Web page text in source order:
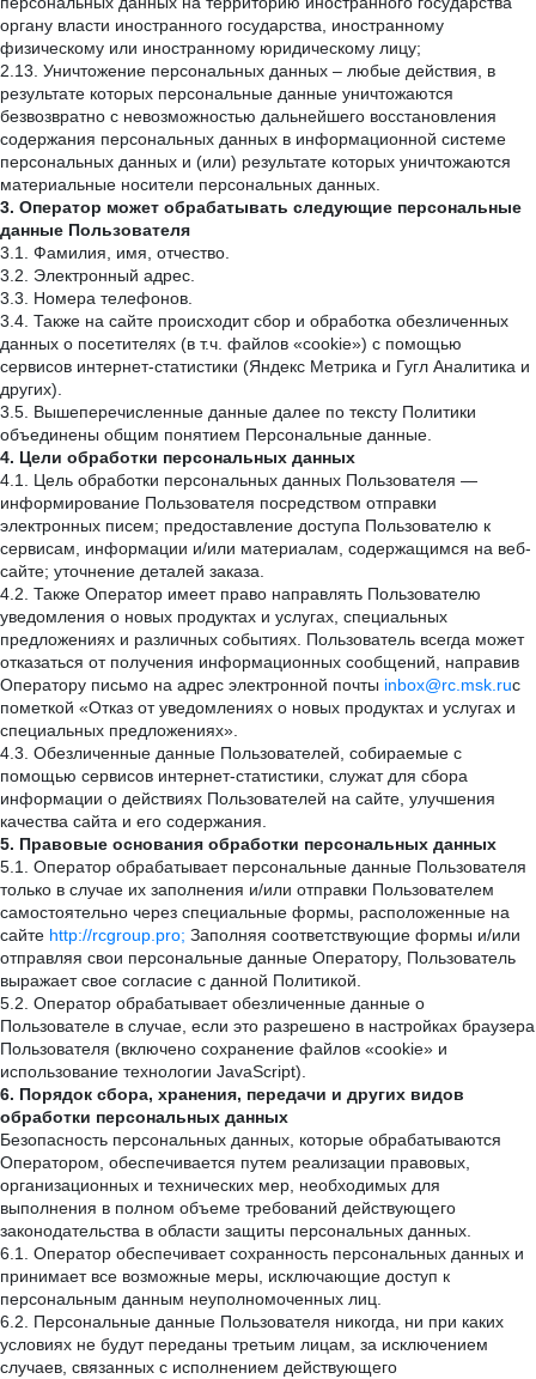
органу власти иностранного государства, иностранному
физическому или иностранному юридическому лицу;
2.13. Уничтожение персональных данных – любые действия, в
результате которых персональные данные уничтожаются
безвозвратно с невозможностью дальнейшего восстановления
содержания персональных данных в информационной системе
персональных данных и (или) результате которых уничтожаются
материальные носители персональных данных.
3. Оператор может обрабатывать следующие персональные
данные Пользователя
3.1. Фамилия, имя, отчество.
3.2. Электронный адрес.
3.3. Номера телефонов.
3.4. Также на сайте происходит сбор и обработка обезличенных
данных о посетителях (в т.ч. файлов «cookie») с помощью
сервисов интернет-статистики (Яндекс Метрика и Гугл Аналитика и
других).
3.5. Вышеперечисленные данные далее по тексту Политики
объединены общим понятием Персональные данные.
4. Цели обработки персональных данных
4.1. Цель обработки персональных данных Пользователя —
информирование Пользователя посредством отправки
электронных писем; предоставление доступа Пользователю к
сервисам, информации и/или материалам, содержащимся на веб-
сайте; уточнение деталей заказа.
4.2. Также Оператор имеет право направлять Пользователю
уведомления о новых продуктах и услугах, специальных
предложениях и различных событиях. Пользователь всегда может
отказаться от получения информационных сообщений, направив
Оператору письмо на адрес электронной почты inbox@rc.msk.ruс
пометкой «Отказ от уведомлениях о новых продуктах и услугах и
специальных предложениях».
4.3. Обезличенные данные Пользователей, собираемые с
помощью сервисов интернет-статистики, служат для сбора
информации о действиях Пользователей на сайте, улучшения
качества сайта и его содержания.
5. Правовые основания обработки персональных данных
5.1. Оператор обрабатывает персональные данные Пользователя
только в случае их заполнения и/или отправки Пользователем
самостоятельно через специальные формы, расположенные на
сайте http://rcgroup.pro; Заполняя соответствующие формы и/или
отправляя свои персональные данные Оператору, Пользователь
выражает свое согласие с данной Политикой.
5.2. Оператор обрабатывает обезличенные данные о
Пользователе в случае, если это разрешено в настройках браузера
Пользователя (включено сохранение файлов «cookie» и
использование технологии JavaScript).
6. Порядок сбора, хранения, передачи и других видов
обработки персональных данных
Безопасность персональных данных, которые обрабатываются
Оператором, обеспечивается путем реализации правовых,
организационных и технических мер, необходимых для
выполнения в полном объеме требований действующего
законодательства в области защиты персональных данных.
6.1. Оператор обеспечивает сохранность персональных данных и
принимает все возможные меры, исключающие доступ к
персональным данным неуполномоченных лиц.
6.2. Персональные данные Пользователя никогда, ни при каких
условиях не будут переданы третьим лицам, за исключением
случаев, связанных с исполнением действующего